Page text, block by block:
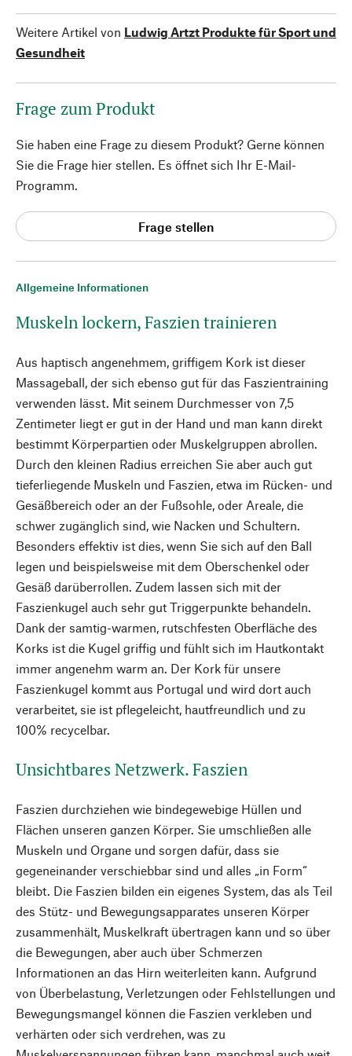
Allgemeine Informationen
Muskeln lockern, Faszien trainieren
Aus haptisch angenehmem, griffigem Kork ist dieser
Massageball, der sich ebenso gut für das Faszientraining
verwenden lässt. Mit seinem Durchmesser von 7,5
Zentimeter liegt er gut in der Hand und man kann direkt
bestimmt Körperpartien oder Muskelgruppen abrollen.
Durch den kleinen Radius erreichen Sie aber auch gut
tieferliegende Muskeln und Faszien, etwa im Rücken- und
Gesäßbereich oder an der Fußsohle, oder Areale, die
schwer zugänglich sind, wie Nacken und Schultern.
Besonders effektiv ist dies, wenn Sie sich auf den Ball
legen und beispielsweise mit dem Oberschenkel oder
Gesäß darüberrollen. Zudem lassen sich mit der
Faszienkugel auch sehr gut Triggerpunkte behandeln.
Dank der samtig-warmen, rutschfesten Oberfläche des
Korks ist die Kugel griffig und fühlt sich im Hautkontakt
immer angenehm warm an. Der Kork für unsere
Faszienkugel kommt aus Portugal und wird dort auch
verarbeitet, sie ist pflegeleicht, hautfreundlich und zu
100% recycelbar.
Unsichtbares Netzwerk. Faszien
Faszien durchziehen wie bindegewebige Hüllen und
Flächen unseren ganzen Körper. Sie umschließen alle
Muskeln und Organe und sorgen dafür, dass sie
gegeneinander verschiebbar sind und alles „in Form“
bleibt. Die Faszien bilden ein eigenes System, das als Teil
des Stütz- und Bewegungsapparates unseren Körper
zusammenhält, Muskelkraft übertragen kann und so über
die Bewegungen, aber auch über Schmerzen
Informationen an das Hirn weiterleiten kann. Aufgrund
von Überbelastung, Verletzungen oder Fehlstellungen und
Bewegungsmangel können die Faszien verkleben und
verhärten oder sich verdrehen, was zu
Weitere Artikel von Ludwig Artzt Produkte für Sport und
Gesundheit
Frage zum Produkt
Sie haben eine Frage zu diesem Produkt? Gerne können
Sie die Frage hier stellen. Es öffnet sich Ihr E-Mail-
Programm.
Frage stellen